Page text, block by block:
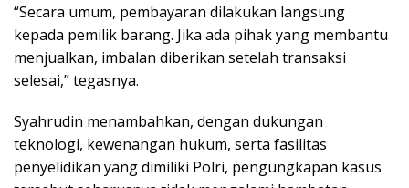
“Secara umum, pembayaran dilakukan langsung
kepada pemilik barang. Jika ada pihak yang membantu
menjualkan, imbalan diberikan setelah transaksi
selesai,” tegasnya.
Syahrudin menambahkan, dengan dukungan
teknologi, kewenangan hukum, serta fasilitas
penyelidikan yang dimiliki Polri, pengungkapan kasus